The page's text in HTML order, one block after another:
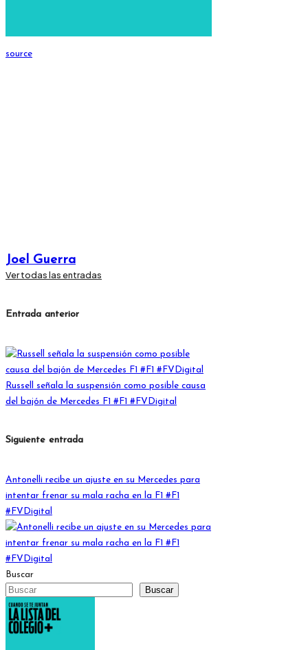
source
Joel Guerra
Ver todas las entradas
Navegación
entradas
Entrada anterior
Russell señala la suspensión como posible causa
del bajón de Mercedes F1 #F1 #FVDigital
Siguiente entrada
Antonelli recibe un ajuste en su Mercedes para
intentar frenar su mala racha en la F1 #F1
#FVDigital
Buscar
Buscar